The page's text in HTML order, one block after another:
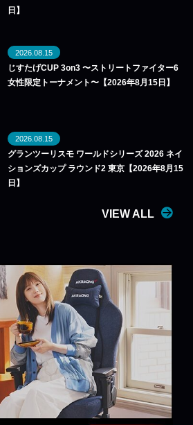
日】
2026.08.15
じすたげCUP 3on3 〜ストリートファイター6
女性限定トーナメント〜【2026年8月15日】
2026.08.15
グランツーリスモ ワールドシリーズ 2026 ネイ
ションズカップ ラウンド2 東京【2026年8月15
日】
VIEW ALL